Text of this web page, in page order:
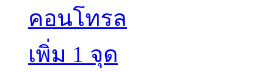
คอนโทรล
เพิ่ม 1 จุด